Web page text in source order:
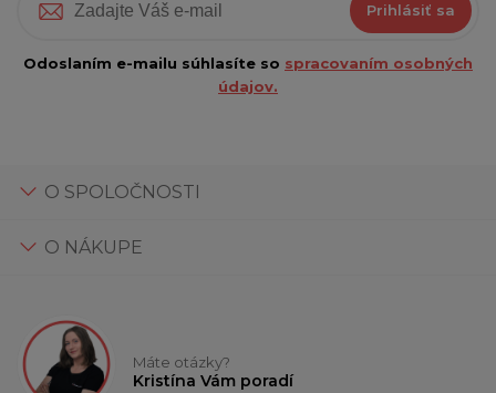
Prihlásiť sa
Odoslaním e-mailu súhlasíte so spracovaním osobných
údajov.
O SPOLOČNOSTI
O NÁKUPE
Máte otázky?
Kristína Vám poradí